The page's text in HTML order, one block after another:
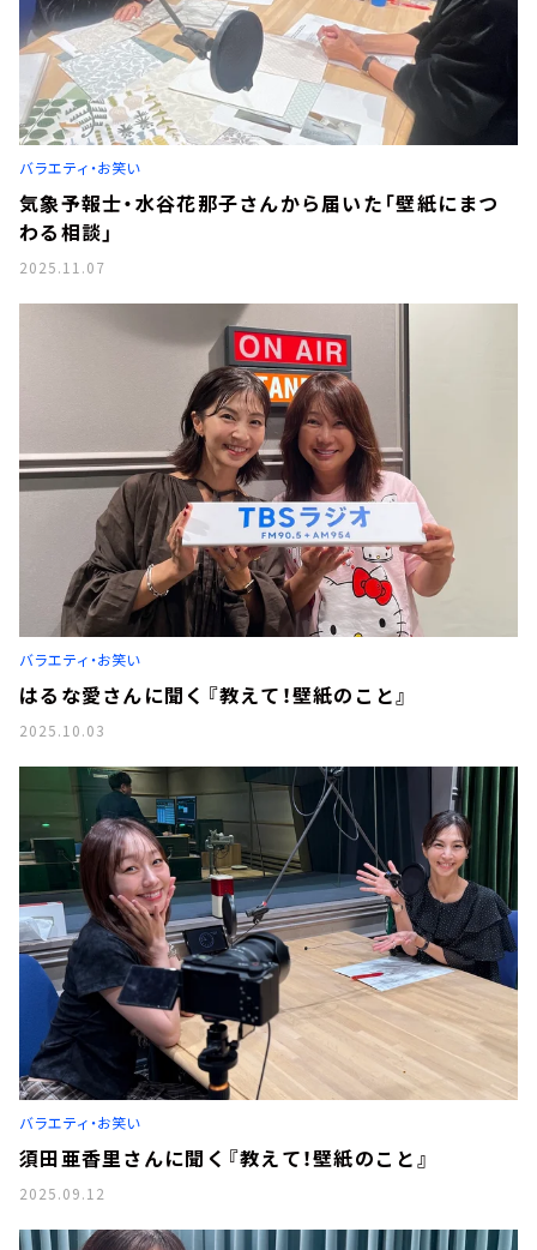
バラエティ・お笑い
気象予報士・水谷花那子さんから届いた「壁紙にまつ
わる相談」
2025.11.07
バラエティ・お笑い
はるな愛さんに聞く『教えて！壁紙のこと』
2025.10.03
バラエティ・お笑い
須田亜香里さんに聞く『教えて！壁紙のこと』
2025.09.12